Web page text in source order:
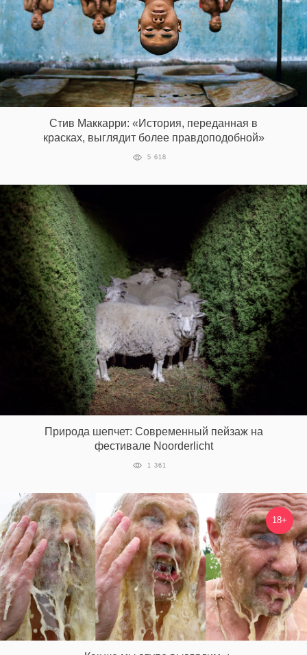
Стив Маккарри: «История, переданная в
красках, выглядит более правдоподобной»
5 618
Природа шепчет: Современный пейзаж на
фестивале Noorderlicht
1 361
18+